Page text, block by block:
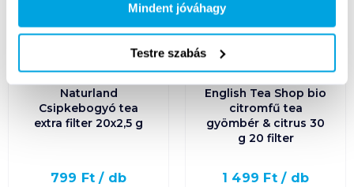
Mindent jóváhagy
Testre szabás
Naturland
Csipkebogyó tea
extra filter 20x2,5 g
799 Ft / db
English Tea Shop bio
citromfű tea
gyömbér & citrus 30
g 20 filter
1 499 Ft / db